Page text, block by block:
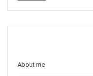
About me